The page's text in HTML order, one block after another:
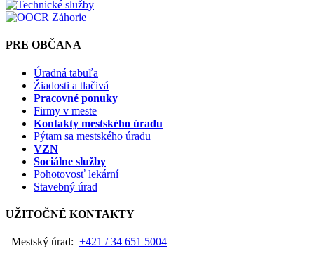
PRE OBČANA
Úradná tabuľa
Žiadosti a tlačivá
Pracovné ponuky
Firmy v meste
Kontakty mestského úradu
Pýtam sa mestského úradu
VZN
Sociálne služby
Pohotovosť lekární
Stavebný úrad
UŽITOČNÉ KONTAKTY
Mestský úrad: +421 / 34 651 5004